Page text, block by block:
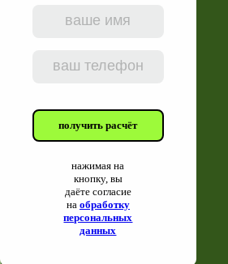
получить расчёт
нажимая на
кнопку, вы
даёте согласие
на обработку
персональных
данных